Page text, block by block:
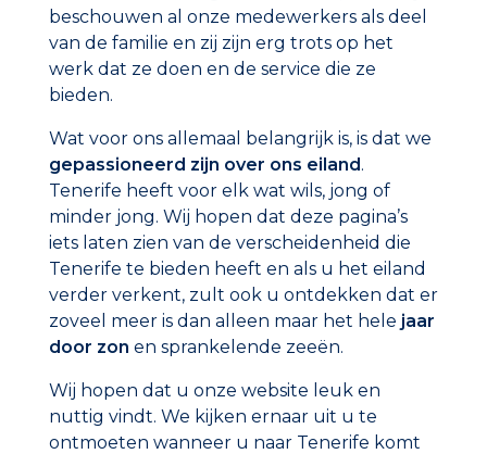
beschouwen al onze medewerkers als deel
van de familie en zij zijn erg trots op het
werk dat ze doen en de service die ze
bieden.
Wat voor ons allemaal belangrijk is, is dat we
gepassioneerd zijn over ons eiland.
Tenerife heeft voor elk wat wils, jong of
minder jong. Wij hopen dat deze pagina’s
iets laten zien van de verscheidenheid die
Tenerife te bieden heeft en als u het eiland
verder verkent, zult ook u ontdekken dat er
zoveel meer is dan alleen maar het hele jaar
door zon en sprankelende zeeën.
Wij hopen dat u onze website leuk en
nuttig vindt. We kijken ernaar uit u te
ontmoeten wanneer u naar Tenerife komt